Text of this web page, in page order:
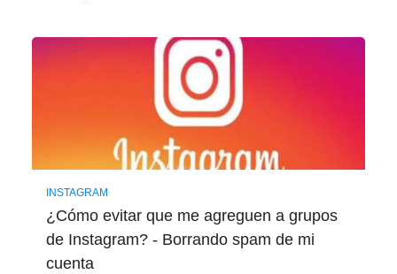
INSTAGRAM
¿Cómo evitar que me agreguen a grupos
de Instagram? - Borrando spam de mi
cuenta